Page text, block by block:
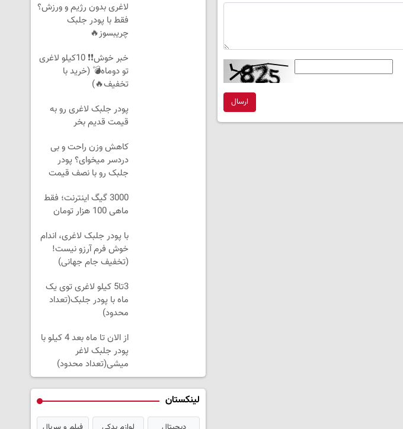
ارسال
لاغری بدون رژیم و ورزش؟
فقط با پودر جلبک
چریبسوز🔥
خبر خوش❗❗ 10کیلو لاغری
تو دوماه💣 (خرید با
تخفیف🔥)
پودر جلبک لاغری رو به
قیمت قدیم بخر
کاهش وزن راحت و بی
دردسر میخوای؟ پودر
جلبک رو با نصف قیمت
3000 گیگ اینترنت؛ فقط
ماهی 100 هزار تومان
با پودر جلبک لاغری، اندام
خوش فرم آرزو نیست!
(تخفیف جام جهانی)
3تا5 کیلو لاغری توی یک
ماه با پودر جلبک(تعداد
محدود)
از الان تا ماه بعد 4 کیلو با
پودر جلبک لاغر
میشی(تعداد محدود)
لینکستان